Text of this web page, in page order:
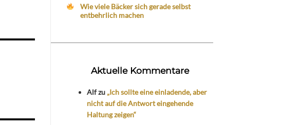
Wie viele Bäcker sich gerade selbst
entbehrlich machen
Aktuelle Kommentare
Alfzu „Ich sollte eine einladende, aber
nicht auf die Antwort eingehende
Haltung zeigen“